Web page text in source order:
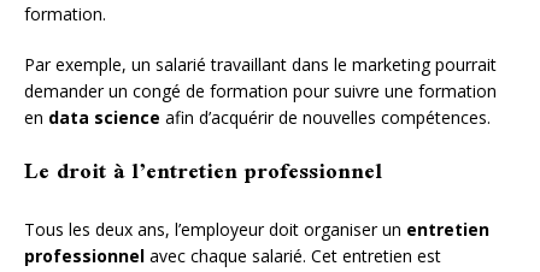
formation.
Par exemple, un salarié travaillant dans le marketing pourrait
demander un congé de formation pour suivre une formation
en data science afin d’acquérir de nouvelles compétences.
Le droit à l’entretien professionnel
Tous les deux ans, l’employeur doit organiser un entretien
professionnel avec chaque salarié. Cet entretien est